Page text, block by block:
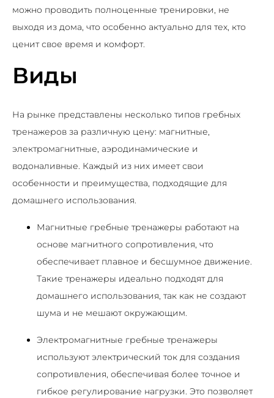
можно проводить полноценные тренировки, не
выходя из дома, что особенно актуально для тех, кто
ценит свое время и комфорт.
Виды
На рынке представлены несколько типов гребных
тренажеров за различную цену: магнитные,
электромагнитные, аэродинамические и
водоналивные. Каждый из них имеет свои
особенности и преимущества, подходящие для
домашнего использования.
Магнитные гребные тренажеры работают на
основе магнитного сопротивления, что
обеспечивает плавное и бесшумное движение.
Такие тренажеры идеально подходят для
домашнего использования, так как не создают
шума и не мешают окружающим.
Электромагнитные гребные тренажеры
используют электрический ток для создания
сопротивления, обеспечивая более точное и
гибкое регулирование нагрузки. Это позволяет